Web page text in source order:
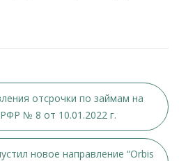
отсрочки по займам на
№ 8 от 10.01.2022 г.
новое направление “Orbis